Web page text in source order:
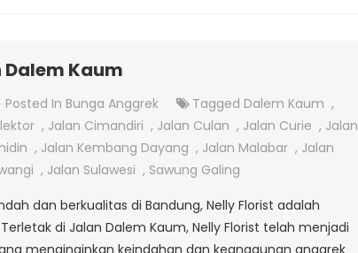
Kaum
Posted In Bunga Anggrek Tagged Dalem Kaum ,
, Jalan Cimandiri , Jalan Culan , Jalan Curie , Jalan
, Jalan Kembang Dayang , Jalan Malabar , Jalan
, Jalan Sulawesi , Sawung Galing
dan berkualitas di Bandung, Nelly Florist adalah
di Jalan Dalem Kaum, Nelly Florist telah menjadi
menginginkan keindahan dan keanggunan anggrek